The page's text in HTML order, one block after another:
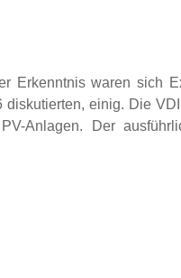
Erkenntnis waren sich
einig. Die
Anlagen. Der